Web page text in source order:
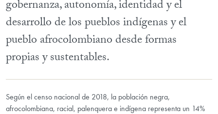
gobernanza, autonomía, identidad y el
desarrollo de los pueblos indígenas y el
pueblo afrocolombiano desde formas
propias y sustentables.
Según el censo nacional de 2018, la población negra,
afrocolombiana, racial, palenquera e indígena representa un 14%